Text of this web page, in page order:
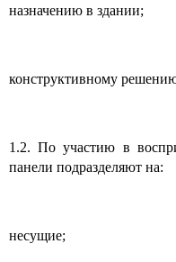
назначению в здании;
конструктивному
1.2. По участию в
панели подразделяют на:
несущие;